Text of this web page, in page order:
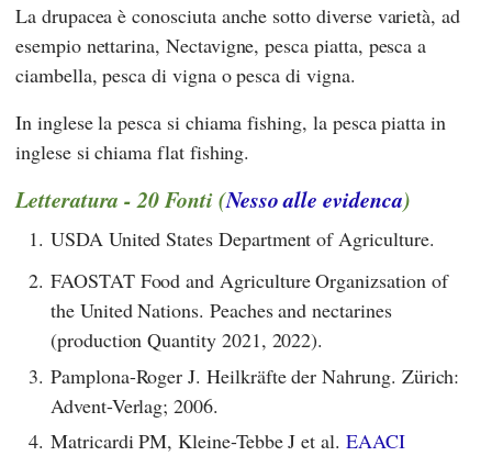
La drupacea è conosciuta anche sotto diverse varietà, ad
esempio nettarina, Nectavigne, pesca piatta, pesca a
ciambella, pesca di vigna o pesca di vigna.
In inglese la pesca si chiama fishing, la pesca piatta in
inglese si chiama flat fishing.
Letteratura - 20 Fonti (Nesso alle evidenca)
1. USDA United States Department of Agriculture.
2. FAOSTAT Food and Agriculture Organizsation of
the United Nations. Peaches and nectarines
(production Quantity 2021, 2022).
3. Pamplona-Roger J. Heilkräfte der Nahrung. Zürich:
Advent-Verlag; 2006.
4. Matricardi PM, Kleine-Tebbe J et al.EAACI